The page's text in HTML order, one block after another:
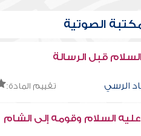
الصوتية
قبل الرسالة
الرسي تقييم المادة:
السلام وقومه إلى الشام